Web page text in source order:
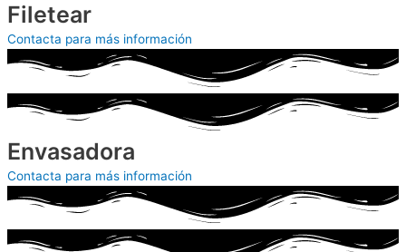
Filetear
Contacta para más información
Envasadora
Contacta para más información